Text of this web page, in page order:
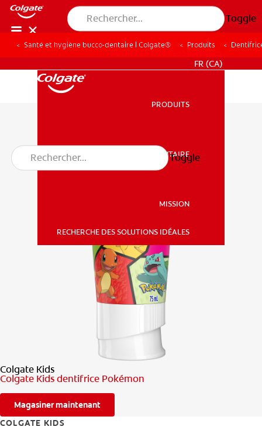
Toggle
SANTÉ BUCCO-DENTAIRE
RECHERCHE DES SOLUTIONS IDÉALES
POUR LES PROFESSIONNELS
FR (CA)
PRODUITS
SANTÉ BUCCO-DENTAIRE
MISSION
RECHERCHE DES SOLUTIONS IDÉALES
Toggle
Santé et hygiène bucco-dentaire | Colgate® Produits
Colgate Kids
Colgate Kids dentifrice Pokémon
Magasiner maintenant
COLGATE KIDS